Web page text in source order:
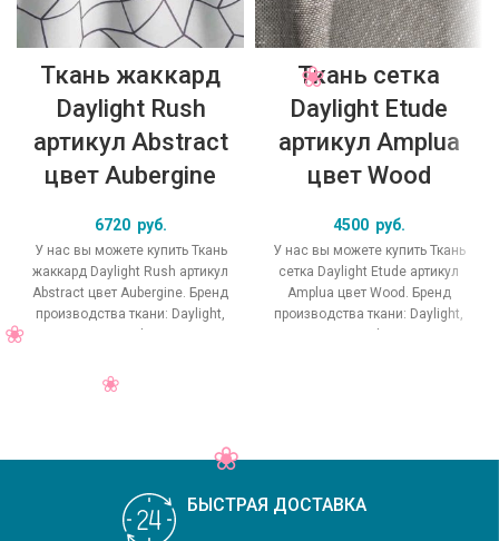
Ткань жаккард
Daylight Rush
артикул Abstract
цвет Aubergine
6720 руб.
У нас вы можете купить Ткань
жаккард Daylight Rush артикул
Abstract цвет Aubergine. Бренд
производства ткани: Daylight,
коллекция Rush, основной
Ткань сетка
Daylight Etude
артикул Amplua
цвет Wood
4500 руб.
У нас вы можете купить Ткань
сетка Daylight Etude артикул
Amplua цвет Wood. Бренд
производства ткани: Daylight,
коллекция Etude, основной
БЫСТРАЯ ДОСТАВКА